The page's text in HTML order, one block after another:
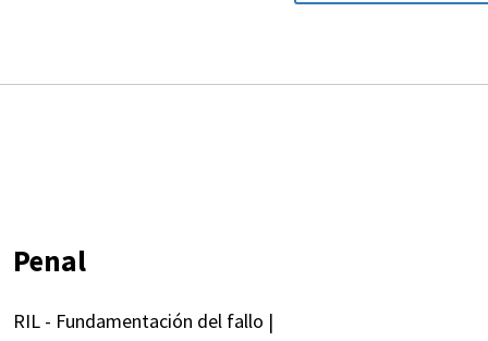
Penal
RIL - Fundamentación del fallo |